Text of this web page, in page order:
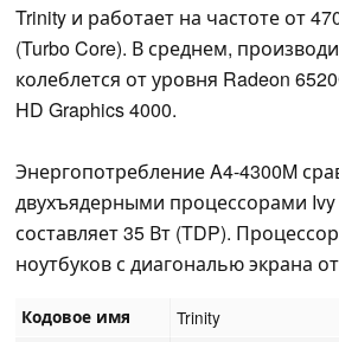
Trinity и работает на частоте от
(Turbo Core). В среднем,
колеблется от уровня Radeon
HD Graphics 4000.
Энергопотребление A4-4300M
двухъядерными процессорами Ivy
составляет 35 Вт (TDP).
ноутбуков с диагональю экрана
Кодовое имя Trinity